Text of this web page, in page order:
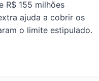
R$ 155 milhões
ajuda a cobrir os
o limite estipulado.